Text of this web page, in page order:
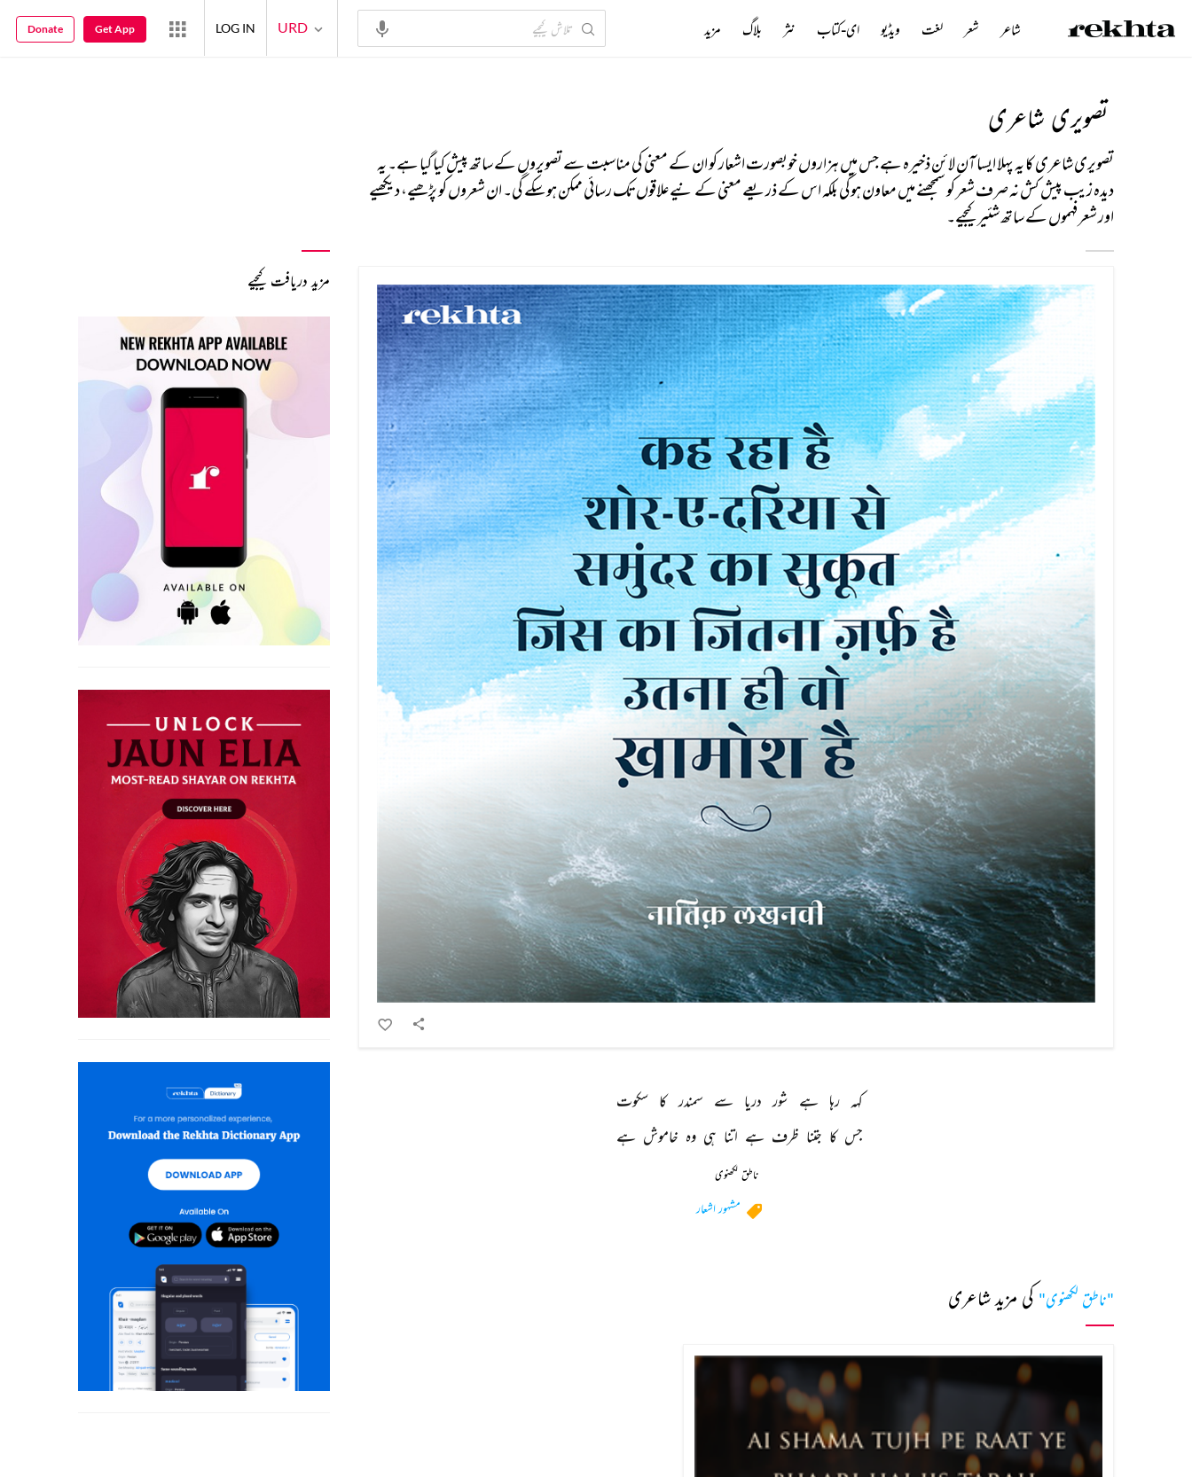
تصویری شاعری
تصویری شاعری کا یہ پہلا ایسا آن لائن ذخیرہ ہے جس میں ہزاروں خوبصورت اشعار کو ان کے معنی کی مناسبت سے تصویروں کے ساتھ پیش کیا گیا ہے۔ یہ
دیدہ زیب پیش کش نہ صرف شعر کو سمجھنے میں معاون ہوگی بلکہ اس کے ذریعے معنی کے نیےعلاقوں تک رسائی ممکن ہو سکے گی۔ ان شعروں کو پڑھیے، دیکھیے
اور شعر فہموں کے ساتھ شئیر کیجیے۔
کہہ رہا ہے شور دریا سے سمندر کا سکوت
جس کا جتنا ظرف ہے اتنا ہی وہ خاموش ہے
ناطق لکھنوی
مشہور اشعار
"ناطق لکھنوی" کی مزید شاعری
مزید دریافت کیجیے
شاعر شعر لغت ویڈیو ای-کتاب نثر بلاگ مزید URD
LOG IN
Get App
Donate